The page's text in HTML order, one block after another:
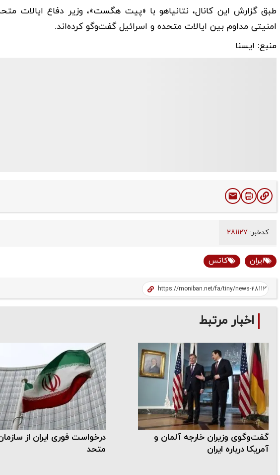
طبق گزارش این کانال، نتانیاهو با «پیت هگست»، وزیر دفاع ایالات
امنیتی مداوم بین ایالات متحده و اسرائیل گفت‌وگو کرده‌اند.
منبع: ایسنا
کدخبر:
ایران کاتس
اخبار مرتبط
گفت‌وگوی وزیران خارجه آلمان و
آمریکا درباره ایران
درخواست فوری ایران از
متحد